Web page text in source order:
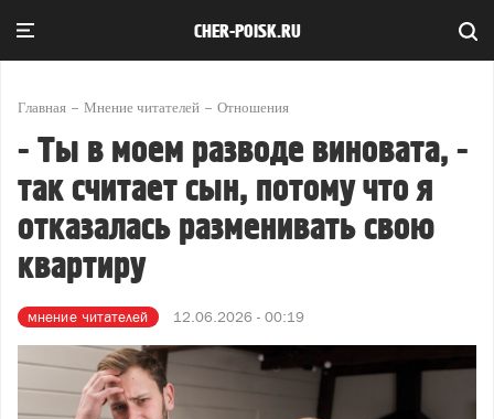
CHER-POISK.RU
Главная Мнение читателей Отношения
- Ты в моем разводе виновата, -
так считает сын, потому что я
отказалась разменивать свою
квартиру
мнение читателей 12.06.2026 - 00:19